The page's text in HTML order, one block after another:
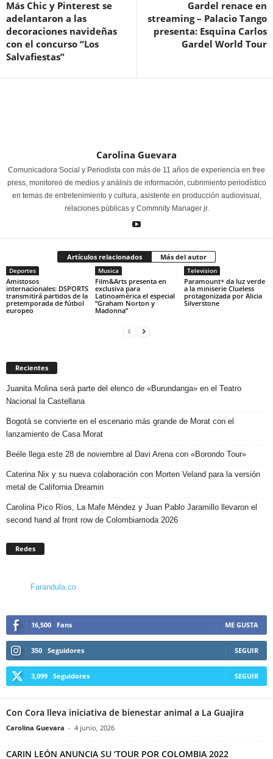
Más Chic y Pinterest se
adelantaron a las
decoraciones navideñas
con el concurso “Los
Salvafiestas”
Gardel renace en
streaming – Palacio Tango
presenta: Esquina Carlos
Gardel World Tour
Carolina Guevara
Comunicadora Social y Periodista con más de 11 años de experiencia en free
press, monitoreo de medios y análisis de información, cubrimiento periodístico
en temas de entretenimiento y cultura, asistente en producción audiovisual,
relaciones públicas y Commnity Manager jr.
Artículos relacionados Más del autor
Deportes
Amistosos
internacionales: DSPORTS
transmitirá partidos de la
pretemporada de fútbol
europeo
Musica
Film&Arts presenta en
exclusiva para
Latinoamérica el especial
“Graham Norton y
Madonna”
Television
Paramount+ da luz verde
a la miniserie Clueless
protagonizada por Alicia
Silverstone
Recientes
Juanita Molina será parte del elenco de «Burundanga» en el Teatro
Nacional la Castellana
Bogotá se convierte en el escenario más grande de Morat con el
lanzamiento de Casa Morat
Beéle llega este 28 de noviembre al Davi Arena con «Borondo Tour»
Caterina Nix y su nueva colaboración con Morten Veland para la versión
metal de California Dreamin
Carolina Pico Ríos, La Mafe Méndez y Juan Pablo Jaramillo llevaron el
second hand al front row de Colombiamoda 2026
Redes
Farandula.co
16,500 Fans ME GUSTA
350 Seguidores SEGUIR
3,099 Seguidores SEGUIR
Con Cora lleva iniciativa de bienestar animal a La Guajira
Carolina Guevara - 4 junio, 2026
CARIN LEÓN ANUNCIA SU ‘TOUR POR COLOMBIA 2022